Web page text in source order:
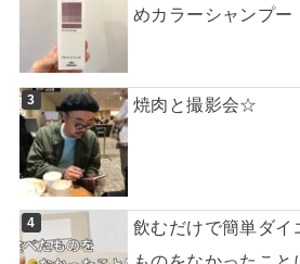
めカラーシャンプー
焼肉と撮影会☆
飲むだけで簡単ダ